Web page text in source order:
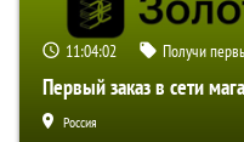
11:04:01 Получи
Первый заказ в сети
Россия